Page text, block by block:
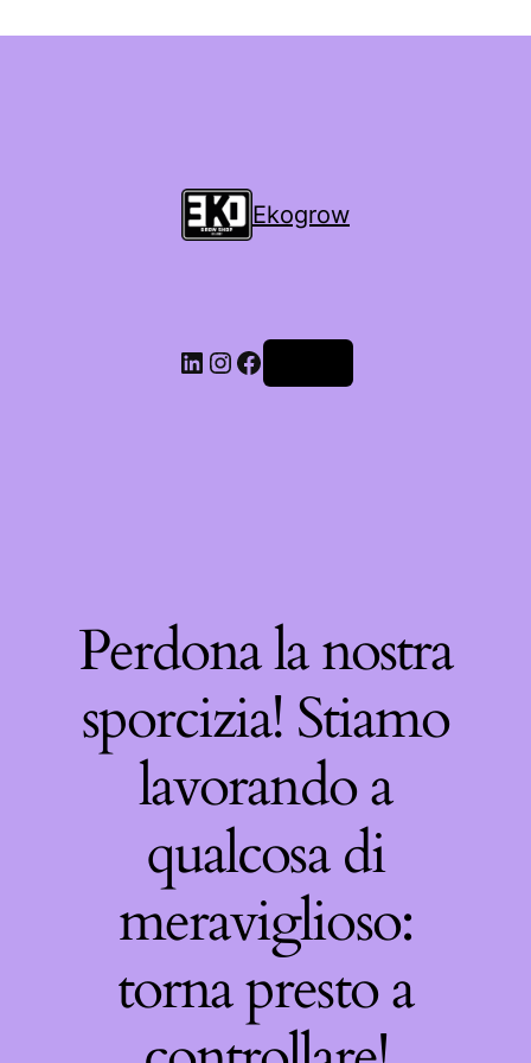
Ekogrow
Perdona la nostra
sporcizia! Stiamo
lavorando a
qualcosa di
meraviglioso:
torna presto a